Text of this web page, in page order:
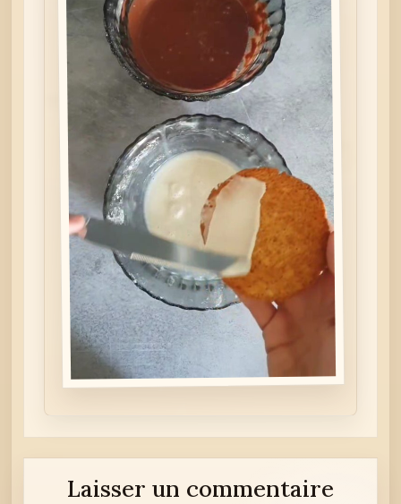
Laisser un commentaire